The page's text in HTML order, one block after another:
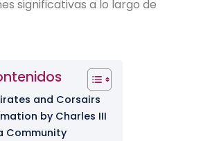
significativas a lo largo de
and Corsairs
by Charles III
Community